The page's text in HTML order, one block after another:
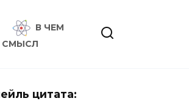
В ЧЕМ
СМЫСЛ
цитата: